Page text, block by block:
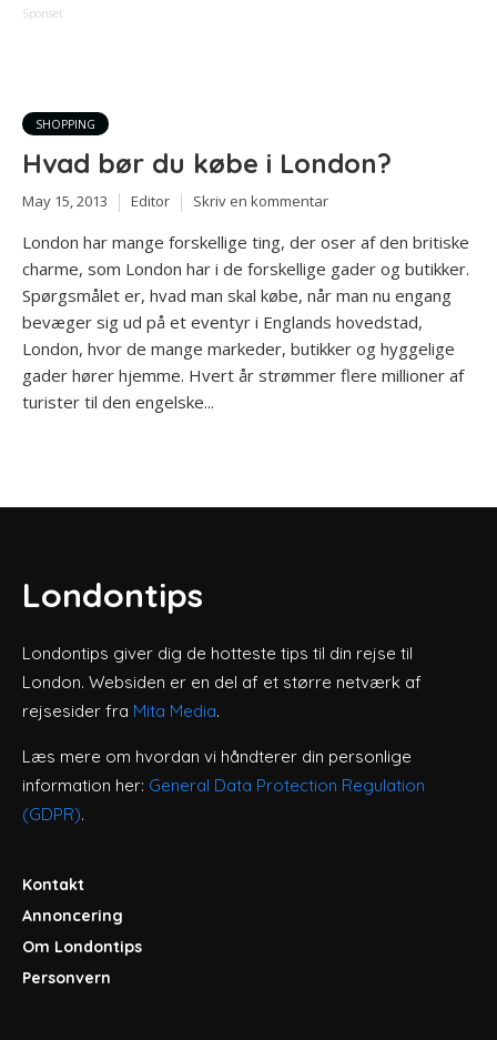
Sponset
SHOPPING
Hvad bør du købe i London?
May 15, 2013 Editor Skriv en kommentar
London har mange forskellige ting, der oser af den britiske
charme, som London har i de forskellige gader og butikker.
Spørgsmålet er, hvad man skal købe, når man nu engang
bevæger sig ud på et eventyr i Englands hovedstad,
London, hvor de mange markeder, butikker og hyggelige
gader hører hjemme. Hvert år strømmer flere millioner af
turister til den engelske...
Londontips
Londontips giver dig de hotteste tips til din rejse til
London. Websiden er en del af et større netværk af
rejsesider fra Mita Media.
Læs mere om hvordan vi håndterer din personlige
information her: General Data Protection Regulation
(GDPR).
Kontakt
Annoncering
Om Londontips
Personvern